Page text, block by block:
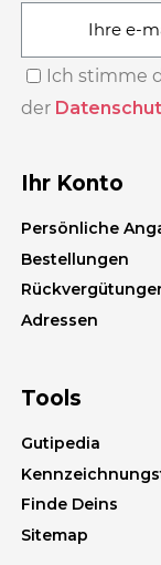
Ich stimme
der
Ihr Konto
Persönliche
Bestellungen
Adressen
Tools
Gutipedia
Finde Deins
Sitemap